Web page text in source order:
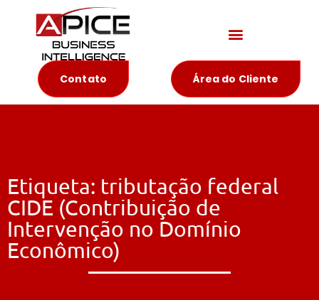
Contato Área do Cliente
Etiqueta: tributação federal
CIDE (Contribuição de
Intervenção no Domínio
Econômico)